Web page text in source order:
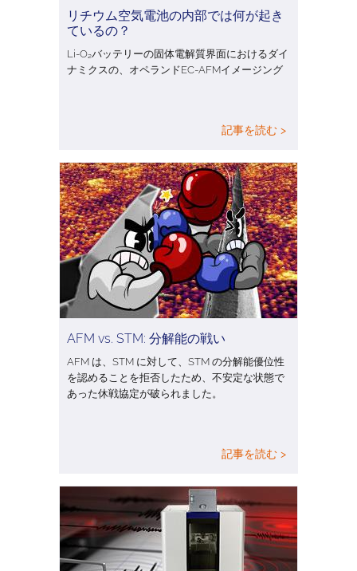
リチウム空気電池の内部では何が起き
ているの？
Li-O₂バッテリーの固体電解質界面におけるダイ
ナミクスの、オペランドEC-AFMイメージング
記事を読む >
AFM vs. STM: 分解能の戦い
AFM は、STM に対して、STM の分解能優位性
を認めることを拒否したため、不安定な状態で
あった休戦協定が破られました。
記事を読む >